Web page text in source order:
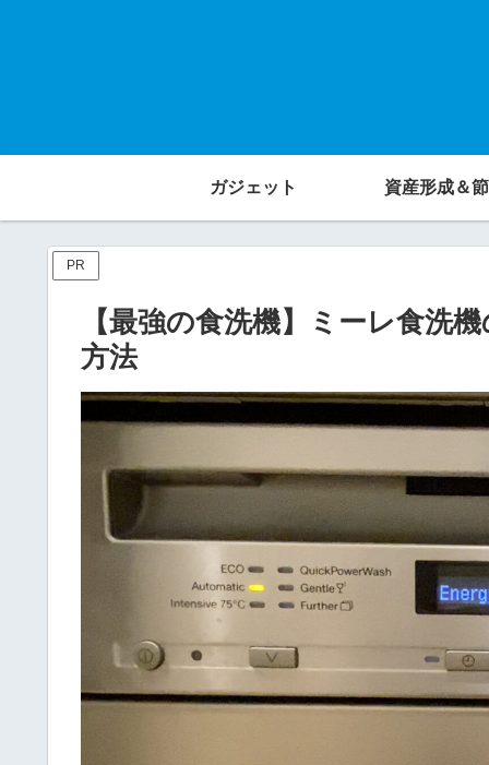
ガジェット 資産形成＆
PR
【最強の食洗機】ミーレ食洗
方法